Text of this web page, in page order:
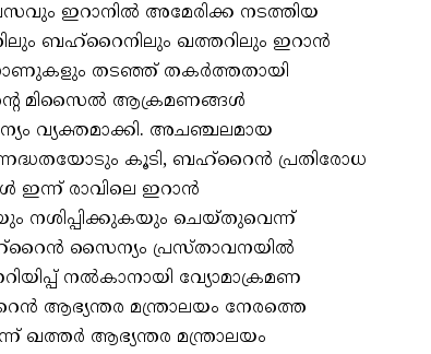
ഇറാനില്‍ അമേരിക്ക നടത്തിയ
ബഹ്‌റൈനിലും ഖത്തറിലും ഇറാന്‍
തടഞ്ഞ് തകര്‍ത്തതായി
മിസൈല്‍ ആക്രമണങ്ങള്‍
വ്യക്തമാക്കി. അചഞ്ചലമായ
കൂടി, ബഹ്റൈന്‍ പ്രതിരോധ
ഇന്ന് രാവിലെ ഇറാന്‍
നശിപ്പിക്കുകയും ചെയ്തുവെന്ന്
സൈന്യം പ്രസ്താവനയില്‍
നല്‍കാനായി വ്യോമാക്രമണ
മന്ത്രാലയം നേരത്തെ
ഖത്തര്‍ ആഭ്യന്തര മന്ത്രാലയം